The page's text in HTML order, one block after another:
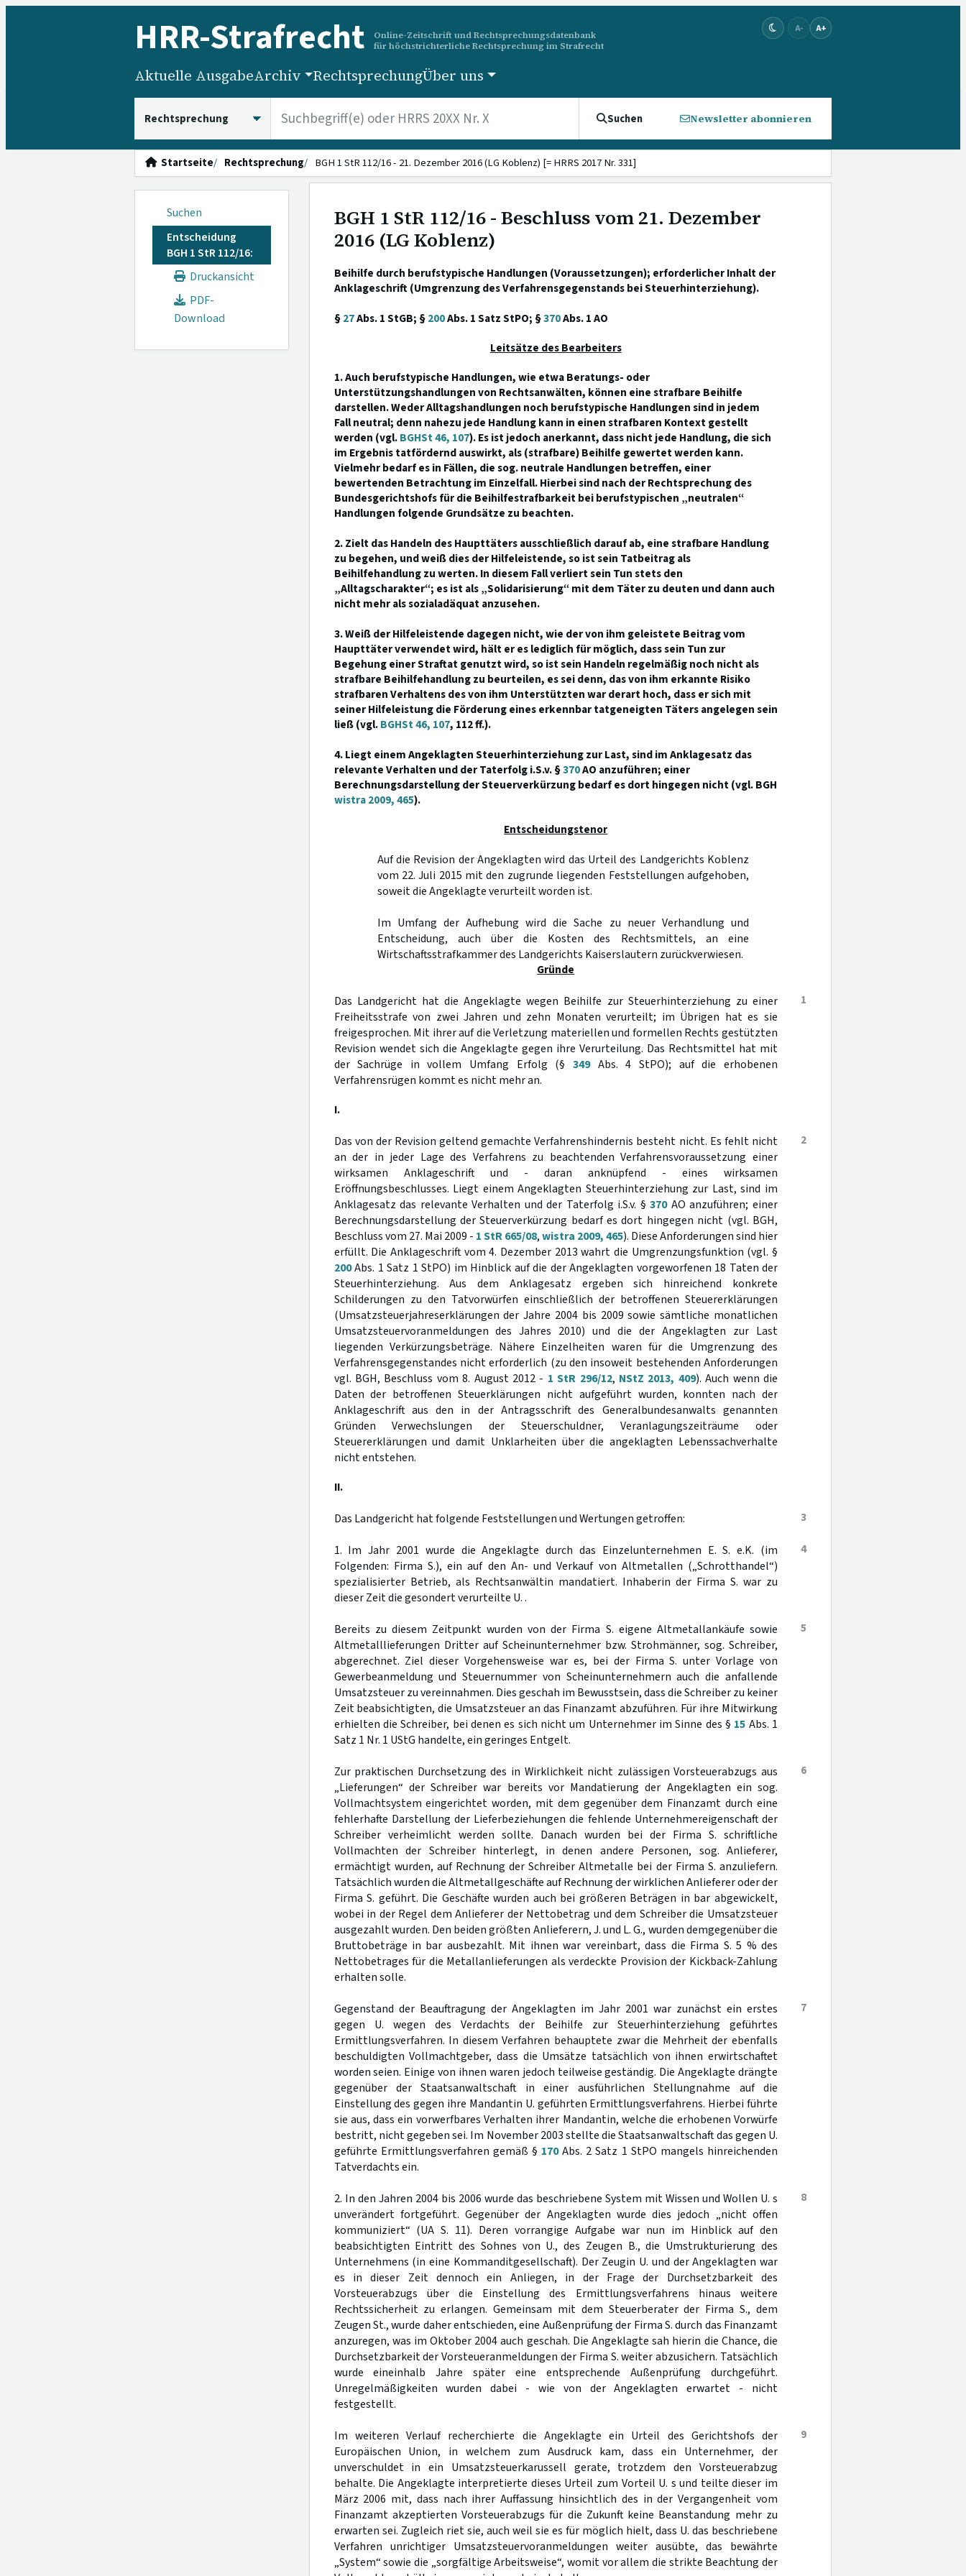
HRR-Strafrecht
Online-Zeitschrift und Rechtsprechungsdatenbank
für höchstrichterliche Rechtsprechung im Strafrecht
A- A+
Aktuelle AusgabeArchiv RechtsprechungÜber uns
Suchen Newsletter abonnieren
Startseite Rechtsprechung BGH 1 StR 112/16 - 21. Dezember 2016 (LG Koblenz) [= HRRS 2017 Nr. 331]
Suchen
Entscheidung
BGH 1 StR 112/16:
Druckansicht
PDF-
Download
BGH 1 StR 112/16 - Beschluss vom 21. Dezember
2016 (LG Koblenz)
Beihilfe durch berufstypische Handlungen (Voraussetzungen); erforderlicher Inhalt der
Anklageschrift (Umgrenzung des Verfahrensgegenstands bei Steuerhinterziehung).
§27Abs. 1 StGB; §200Abs. 1 Satz StPO; §370Abs. 1 AO
Leitsätze des Bearbeiters
1. Auch berufstypische Handlungen, wie etwa Beratungs- oder
Unterstützungshandlungen von Rechtsanwälten, können eine strafbare Beihilfe
darstellen. Weder Alltagshandlungen noch berufstypische Handlungen sind in jedem
Fall neutral; denn nahezu jede Handlung kann in einen strafbaren Kontext gestellt
werden (vgl.BGHSt 46, 107). Es ist jedoch anerkannt, dass nicht jede Handlung, die sich
im Ergebnis tatfördernd auswirkt, als (strafbare) Beihilfe gewertet werden kann.
Vielmehr bedarf es in Fällen, die sog. neutrale Handlungen betreffen, einer
bewertenden Betrachtung im Einzelfall. Hierbei sind nach der Rechtsprechung des
Bundesgerichtshofs für die Beihilfestrafbarkeit bei berufstypischen „neutralen“
Handlungen folgende Grundsätze zu beachten.
2. Zielt das Handeln des Haupttäters ausschließlich darauf ab, eine strafbare Handlung
zu begehen, und weiß dies der Hilfeleistende, so ist sein Tatbeitrag als
Beihilfehandlung zu werten. In diesem Fall verliert sein Tun stets den
„Alltagscharakter“; es ist als „Solidarisierung“ mit dem Täter zu deuten und dann auch
nicht mehr als sozialadäquat anzusehen.
3. Weiß der Hilfeleistende dagegen nicht, wie der von ihm geleistete Beitrag vom
Haupttäter verwendet wird, hält er es lediglich für möglich, dass sein Tun zur
Begehung einer Straftat genutzt wird, so ist sein Handeln regelmäßig noch nicht als
strafbare Beihilfehandlung zu beurteilen, es sei denn, das von ihm erkannte Risiko
strafbaren Verhaltens des von ihm Unterstützten war derart hoch, dass er sich mit
seiner Hilfeleistung die Förderung eines erkennbar tatgeneigten Täters angelegen sein
ließ (vgl.BGHSt 46, 107, 112 ff.).
4. Liegt einem Angeklagten Steuerhinterziehung zur Last, sind im Anklagesatz das
relevante Verhalten und der Taterfolg i.S.v. §370AO anzuführen; einer
Berechnungsdarstellung der Steuerverkürzung bedarf es dort hingegen nicht (vgl. BGH
wistra 2009, 465).
Entscheidungstenor
Auf die Revision der Angeklagten wird das Urteil des Landgerichts Koblenz
vom 22. Juli 2015 mit den zugrunde liegenden Feststellungen aufgehoben,
soweit die Angeklagte verurteilt worden ist.
Im Umfang der Aufhebung wird die Sache zu neuer Verhandlung und
Entscheidung, auch über die Kosten des Rechtsmittels, an eine
Wirtschaftsstrafkammer des Landgerichts Kaiserslautern zurückverwiesen.
Gründe
1
Das Landgericht hat die Angeklagte wegen Beihilfe zur Steuerhinterziehung zu einer
Freiheitsstrafe von zwei Jahren und zehn Monaten verurteilt; im Übrigen hat es sie
freigesprochen. Mit ihrer auf die Verletzung materiellen und formellen Rechts gestützten
Revision wendet sich die Angeklagte gegen ihre Verurteilung. Das Rechtsmittel hat mit
der Sachrüge in vollem Umfang Erfolg (§349Abs. 4 StPO); auf die erhobenen
Verfahrensrügen kommt es nicht mehr an.
I.
2
Das von der Revision geltend gemachte Verfahrenshindernis besteht nicht. Es fehlt nicht
an der in jeder Lage des Verfahrens zu beachtenden Verfahrensvoraussetzung einer
wirksamen Anklageschrift und - daran anknüpfend - eines wirksamen
Eröffnungsbeschlusses. Liegt einem Angeklagten Steuerhinterziehung zur Last, sind im
Anklagesatz das relevante Verhalten und der Taterfolg i.S.v. §370AO anzuführen; einer
Berechnungsdarstellung der Steuerverkürzung bedarf es dort hingegen nicht (vgl. BGH,
Beschluss vom 27. Mai 2009 - 1 StR 665/08,wistra 2009, 465). Diese Anforderungen sind hier
erfüllt. Die Anklageschrift vom 4. Dezember 2013 wahrt die Umgrenzungsfunktion (vgl. §
200Abs. 1 Satz 1 StPO) im Hinblick auf die der Angeklagten vorgeworfenen 18 Taten der
Steuerhinterziehung. Aus dem Anklagesatz ergeben sich hinreichend konkrete
Schilderungen zu den Tatvorwürfen einschließlich der betroffenen Steuererklärungen
(Umsatzsteuerjahreserklärungen der Jahre 2004 bis 2009 sowie sämtliche monatlichen
Umsatzsteuervoranmeldungen des Jahres 2010) und die der Angeklagten zur Last
liegenden Verkürzungsbeträge. Nähere Einzelheiten waren für die Umgrenzung des
Verfahrensgegenstandes nicht erforderlich (zu den insoweit bestehenden Anforderungen
vgl. BGH, Beschluss vom 8. August 2012 - 1 StR 296/12, NStZ 2013, 409). Auch wenn die
Daten der betroffenen Steuerklärungen nicht aufgeführt wurden, konnten nach der
Anklageschrift aus den in der Antragsschrift des Generalbundesanwalts genannten
Gründen Verwechslungen der Steuerschuldner, Veranlagungszeiträume oder
Steuererklärungen und damit Unklarheiten über die angeklagten Lebenssachverhalte
nicht entstehen.
II.
3
Das Landgericht hat folgende Feststellungen und Wertungen getroffen:
4
1. Im Jahr 2001 wurde die Angeklagte durch das Einzelunternehmen E. S. e.K. (im
Folgenden: Firma S.), ein auf den An- und Verkauf von Altmetallen („Schrotthandel“)
spezialisierter Betrieb, als Rechtsanwältin mandatiert. Inhaberin der Firma S. war zu
dieser Zeit die gesondert verurteilte U. .
5
Bereits zu diesem Zeitpunkt wurden von der Firma S. eigene Altmetallankäufe sowie
Altmetalllieferungen Dritter auf Scheinunternehmer bzw. Strohmänner, sog. Schreiber,
abgerechnet. Ziel dieser Vorgehensweise war es, bei der Firma S. unter Vorlage von
Gewerbeanmeldung und Steuernummer von Scheinunternehmern auch die anfallende
Umsatzsteuer zu vereinnahmen. Dies geschah im Bewusstsein, dass die Schreiber zu keiner
Zeit beabsichtigten, die Umsatzsteuer an das Finanzamt abzuführen. Für ihre Mitwirkung
erhielten die Schreiber, bei denen es sich nicht um Unternehmer im Sinne des § 15 Abs. 1
Satz 1 Nr. 1 UStG handelte, ein geringes Entgelt.
6
Zur praktischen Durchsetzung des in Wirklichkeit nicht zulässigen Vorsteuerabzugs aus
„Lieferungen“ der Schreiber war bereits vor Mandatierung der Angeklagten ein sog.
Vollmachtsystem eingerichtet worden, mit dem gegenüber dem Finanzamt durch eine
fehlerhafte Darstellung der Lieferbeziehungen die fehlende Unternehmereigenschaft der
Schreiber verheimlicht werden sollte. Danach wurden bei der Firma S. schriftliche
Vollmachten der Schreiber hinterlegt, in denen andere Personen, sog. Anlieferer,
ermächtigt wurden, auf Rechnung der Schreiber Altmetalle bei der Firma S. anzuliefern.
Tatsächlich wurden die Altmetallgeschäfte auf Rechnung der wirklichen Anlieferer oder der
Firma S. geführt. Die Geschäfte wurden auch bei größeren Beträgen in bar abgewickelt,
wobei in der Regel dem Anlieferer der Nettobetrag und dem Schreiber die Umsatzsteuer
ausgezahlt wurden. Den beiden größten Anlieferern, J. und L. G., wurden demgegenüber die
Bruttobeträge in bar ausbezahlt. Mit ihnen war vereinbart, dass die Firma S. 5 % des
Nettobetrages für die Metallanlieferungen als verdeckte Provision der Kickback-Zahlung
erhalten solle.
7
Gegenstand der Beauftragung der Angeklagten im Jahr 2001 war zunächst ein erstes
gegen U. wegen des Verdachts der Beihilfe zur Steuerhinterziehung geführtes
Ermittlungsverfahren. In diesem Verfahren behauptete zwar die Mehrheit der ebenfalls
beschuldigten Vollmachtgeber, dass die Umsätze tatsächlich von ihnen erwirtschaftet
worden seien. Einige von ihnen waren jedoch teilweise geständig. Die Angeklagte drängte
gegenüber der Staatsanwaltschaft in einer ausführlichen Stellungnahme auf die
Einstellung des gegen ihre Mandantin U. geführten Ermittlungsverfahrens. Hierbei führte
sie aus, dass ein vorwerfbares Verhalten ihrer Mandantin, welche die erhobenen Vorwürfe
bestritt, nicht gegeben sei. Im November 2003 stellte die Staatsanwaltschaft das gegen U.
geführte Ermittlungsverfahren gemäß § 170Abs. 2 Satz 1 StPO mangels hinreichenden
Tatverdachts ein.
8
2. In den Jahren 2004 bis 2006 wurde das beschriebene System mit Wissen und Wollen U. s
unverändert fortgeführt. Gegenüber der Angeklagten wurde dies jedoch „nicht offen
kommuniziert“ (UA S. 11). Deren vorrangige Aufgabe war nun im Hinblick auf den
beabsichtigten Eintritt des Sohnes von U., des Zeugen B., die Umstrukturierung des
Unternehmens (in eine Kommanditgesellschaft). Der Zeugin U. und der Angeklagten war
es in dieser Zeit dennoch ein Anliegen, in der Frage der Durchsetzbarkeit des
Vorsteuerabzugs über die Einstellung des Ermittlungsverfahrens hinaus weitere
Rechtssicherheit zu erlangen. Gemeinsam mit dem Steuerberater der Firma S., dem
Zeugen St., wurde daher entschieden, eine Außenprüfung der Firma S. durch das Finanzamt
anzuregen, was im Oktober 2004 auch geschah. Die Angeklagte sah hierin die Chance, die
Durchsetzbarkeit der Vorsteueranmeldungen der Firma S. weiter abzusichern. Tatsächlich
wurde eineinhalb Jahre später eine entsprechende Außenprüfung durchgeführt.
Unregelmäßigkeiten wurden dabei - wie von der Angeklagten erwartet - nicht
festgestellt.
9
Im weiteren Verlauf recherchierte die Angeklagte ein Urteil des Gerichtshofs der
Europäischen Union, in welchem zum Ausdruck kam, dass ein Unternehmer, der
unverschuldet in ein Umsatzsteuerkarussell gerate, trotzdem den Vorsteuerabzug
behalte. Die Angeklagte interpretierte dieses Urteil zum Vorteil U. s und teilte dieser im
März 2006 mit, dass nach ihrer Auffassung hinsichtlich des in der Vergangenheit vom
Finanzamt akzeptierten Vorsteuerabzugs für die Zukunft keine Beanstandung mehr zu
erwarten sei. Zugleich riet sie, auch weil sie es für möglich hielt, dass U. das beschriebene
Verfahren unrichtiger Umsatzsteuervoranmeldungen weiter ausübte, das bewährte
„System“ sowie die „sorgfältige Arbeitsweise“, womit vor allem die strikte Beachtung der